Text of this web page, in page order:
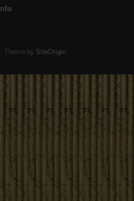
Theme by SiteOrigin